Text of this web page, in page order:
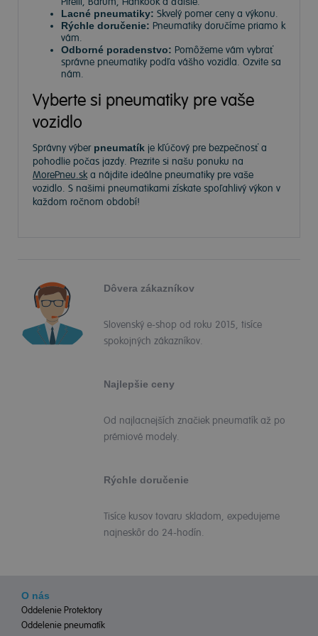
Lacné pneumatiky: Skvelý pomer ceny a výkonu.
Rýchle doručenie: Pneumatiky doručíme priamo k
vám.
Odborné poradenstvo: Pomôžeme vám vybrať
správne pneumatiky podľa vášho vozidla. Ozvite sa
nám.
Vyberte si pneumatiky pre vaše
vozidlo
Správny výber pneumatík je kľúčový pre bezpečnosť a
pohodlie počas jazdy. Prezrite si našu ponuku na
MorePneu.ska nájdite ideálne pneumatiky pre vaše
vozidlo. S našimi pneumatikami získate spoľahlivý výkon v
každom ročnom období!
Dôvera zákazníkov
Slovenský e-shop od roku 2015, tisíce
spokojných zákazníkov.
Najlepšie ceny
Od najlacnejších značiek pneumatík až po
prémiové modely.
Rýchle doručenie
Tisíce kusov tovaru skladom, expedujeme
najneskôr do 24-hodín.
O nás
Oddelenie Protektory
Oddelenie pneumatík